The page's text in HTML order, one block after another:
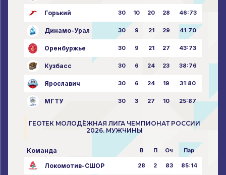
Горький 30 10 20 28 46:73
Динамо-Урал 30 9 21 29 41:70
Оренбуржье 30 9 21 27 43:73
Кузбасс 30 6 24 23 38:76
Ярославич 30 6 24 19 31:80
МГТУ 30 3 27 10 25:87
ГЕОТЕК МОЛОДЁЖНАЯ ЛИГА ЧЕМПИОНАТ РОССИИ
2026. МУЖЧИНЫ
Команда В П Оч Пар
Локомотив-СШОР 28 2 83 85:14